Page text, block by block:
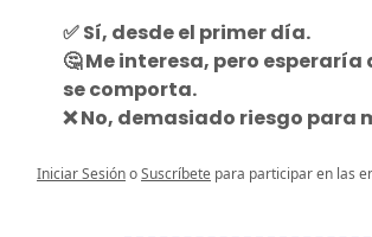
✅ Sí, desde el primer día.
🤔 Me interesa, pero esperaría
se comporta.
❌ No, demasiado riesgo para
Iniciar SesiónoSuscríbete para participar en las